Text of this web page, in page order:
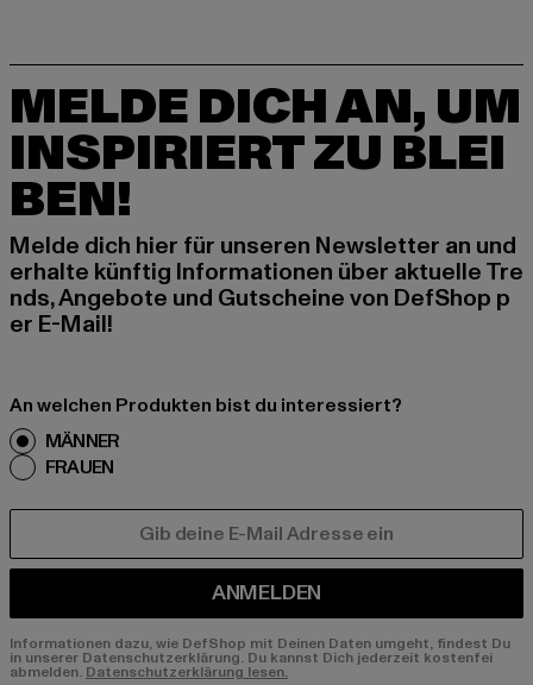
MELDE DICH AN, UM
INSPIRIERT ZU BLEI
BEN!
Melde dich hier für unseren Newsletter an und
erhalte künftig Informationen über aktuelle Tre
nds, Angebote und Gutscheine von DefShop p
er E-Mail!
An welchen Produkten bist du interessiert?
MÄNNER
FRAUEN
ANMELDEN
Informationen dazu, wie DefShop mit Deinen Daten umgeht, findest Du
in unserer Datenschutzerklärung. Du kannst Dich jederzeit kostenfei
abmelden. Datenschutzerklärung lesen.